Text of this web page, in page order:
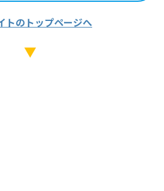
トのトップページへ
▼